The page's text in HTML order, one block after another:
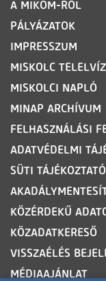
A MIKOM-RÓL
PÁLYÁZATOK
IMPRESSZUM
MISKOLC
MISKOLCI NAPLÓ
MINAP ARCHÍVUM
FELHASZNÁLÁSI
ADATVÉDELMI
SÜTI TÁJÉKOZTATÓ
KÖZÉRDEKŰ
KÖZADATKERESŐ
VISSZAÉLÉS
MÉDIAAJÁNLAT